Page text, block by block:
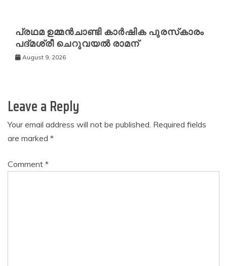
പ്രഥമ ഉമ്മൻചാണ്ടി കാർഷിക പുരസ്‌കാരം
പദ്മശ്രീ ചെറുവയൽ രാമന്
August 9, 2026
Leave a Reply
Your email address will not be published. Required fields
are marked *
Comment *